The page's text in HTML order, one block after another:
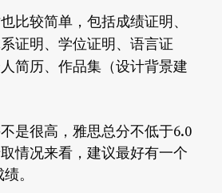
比较简单，包括成绩证明、
证明、学位证明、语言证
简历、作品集（设计背景建
是很高，雅思总分不低于6.0
情况来看，建议最好有一个
。